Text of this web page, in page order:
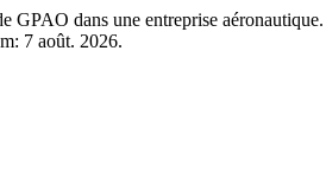
GPAO dans une entreprise aéronautique.
7 août. 2026.